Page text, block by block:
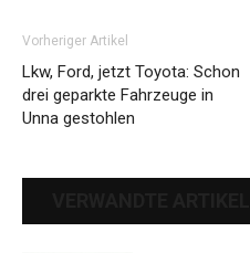
Vorheriger Artikel
Lkw, Ford, jetzt Toyota: Schon
drei geparkte Fahrzeuge in
Unna gestohlen